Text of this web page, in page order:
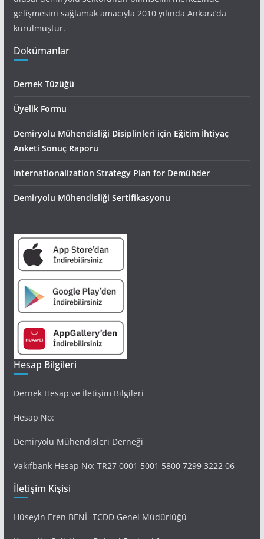
gelişmesini sağlamak amacıyla 2010 yılında Ankara’da
kurulmuştur.
Dokümanlar
Dernek Tüzüğü
Üyelik Formu
Demiryolu Mühendisliği Disiplinleri için Eğitim İhtiyaç
Anketi Sonuç Raporu
Internationalization Strategy Plan for Demühder
Demiryolu Mühendisliği Sertifikasyonu
Hesap Bilgileri
Dernek Hesap ve İletişim Bilgileri
Hesap No:
Demiryolu Mühendisleri Derneği
Vakıfbank Hesap No: TR27 0001 5001 5800 7299 3222 06
İletişim Kişisi
Hüseyin Eren BENİ -TCDD Genel Müdürlüğü